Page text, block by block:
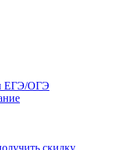
ЕГЭ/ОГЭ
скидку